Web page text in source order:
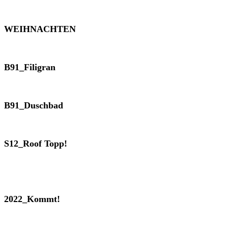
WEIHNACHTEN
B91_Filigran
B91_Duschbad
S12_Roof Topp!
2022_Kommt!